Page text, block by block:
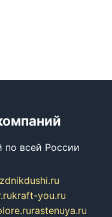
по всей России
kraft-you.ru
rastenuya.ru